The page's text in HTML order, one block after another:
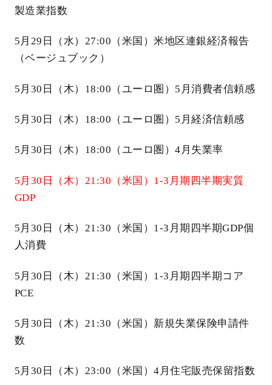
製造業指数
5月29日（水）27:00（米国）米地区連銀経済報告
（ベージュブック）
5月30日（木）18:00（ユーロ圏）5月消費者信頼感
5月30日（木）18:00（ユーロ圏）5月経済信頼感
5月30日（木）18:00（ユーロ圏）4月失業率
5月30日（木）21:30（米国）1-3月期四半期実質
GDP
5月30日（木）21:30（米国）1-3月期四半期GDP個
人消費
5月30日（木）21:30（米国）1-3月期四半期コア
PCE
5月30日（木）21:30（米国）新規失業保険申請件
数
5月30日（木）23:00（米国）4月住宅販売保留指数